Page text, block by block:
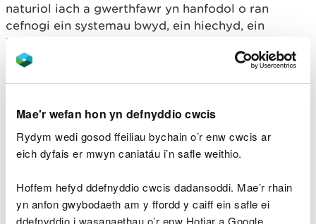
Mae'r wefan hon yn defnyddio cwcis
Rydym wedi gosod ffeiliau bychain o’r enw cwcis ar
eich dyfais er mwyn caniatáu i’n safle weithio.
Hoffem hefyd ddefnyddio cwcis dadansoddi. Mae’r rhain
yn anfon gwybodaeth am y ffordd y caiff ein safle ei
ddefnyddio i wasanaethau o’r enw Hotjar a Google
naturiol iach a gwerthfawr yn hanfodol o ran
cefnogi ein systemau bwyd, ein hiechyd, ein
bywoliaeth, ein heconomi, a'n synnwyr o le mewn
perygl difrifol.
gweithredu brys a chynaliadwy i atal a gwrthdroi
colli bioamrywiaeth, ac i adeiladu gwydnwch ein
hecosystemau a’n cymunedau.
afael â'r argyfyngau hinsawdd a natur, ac i fynd i'r
afael â risgiau amgylcheddol - gan gynnwys